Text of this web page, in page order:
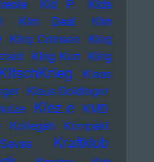
KId P.
KIda
KIm Deal
KIm
KIng Crimson KIng
KIng Kurt KIng
Klaas
Klaus Doldinger
Klez.e KMD
Kollegah Kompakt
Kraftklub